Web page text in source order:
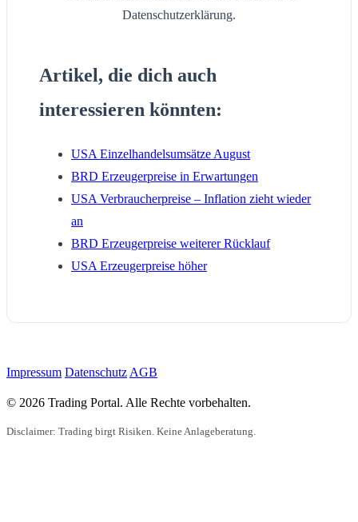
Datenschutzerklärung.
Artikel, die dich auch
interessieren könnten:
USA Einzelhandelsumsätze August
BRD Erzeugerpreise in Erwartungen
USA Verbraucherpreise – Inflation zieht wieder
an
BRD Erzeugerpreise weiterer Rücklauf
USA Erzeugerpreise höher
Impressum Datenschutz AGB
© 2026 Trading Portal. Alle Rechte vorbehalten.
Disclaimer: Trading birgt Risiken. Keine Anlageberatung.